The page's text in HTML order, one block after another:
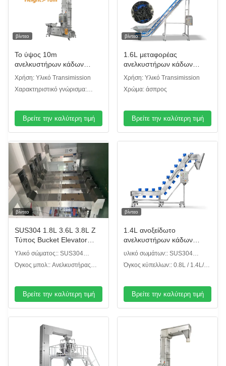
βίντεο
Το ύψος 10m
ανελκυστήρων κάδων
μορφής ανοξείδωτου Ζ για
τα τρόφιμα τσιμπά τη
χημική σκόνη
Χρήση: Υλικό Transimission
Χαρακτηριστικό γνώρισμα:
Βρείτε την καλύτερη τιμή
βίντεο
1.6L μεταφορέας
ανελκυστήρων κάδων
ζωνών βαθμού τροφίμων
του Full Auto PP για τα
κάθετα συστήματα
Χρήση: Υλικό Transimission
Χρώμα: άσπρος
Βρείτε την καλύτερη τιμή
βίντεο
SUS304 1.8L 3.6L 3.8L Z
Τύπος Bucket Elevator
Μεταφορέας
Προσαρμοσμένο μέγεθος
Υλικό σώματος:: SUS304
Vertical Z Type Bucket Chain
Όγκος μπολ:: Ανελκυστήρας
Βρείτε την καλύτερη τιμή
βίντεο
1.4L ανοξείδωτο
ανελκυστήρων κάδων
κύπελλων εύκολο να
καθαρίσει
υλικό σωμάτων:: SUS304
ανελκυστήρας τύπων κύπελλων
Όγκος κύπελλων:: 0.8L / 1.4L/
Βρείτε την καλύτερη τιμή